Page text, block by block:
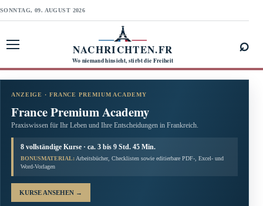
SONNTAG, 09. AUGUST 2026
NACHRICHTEN.FR
Wo niemand hinsieht, stirbt die Freiheit
⌕
ANZEIGE · FRANCE PREMIUM ACADEMY
France Premium Academy
Praxiswissen für Ihr Leben und Ihre Entscheidungen in Frankreich.
8 vollständige Kurse · ca. 3 bis 9 Std. 45 Min.
BONUSMATERIAL: Arbeitsbücher, Checklisten sowie editierbare PDF-, Excel- und
Word-Vorlagen
KURSE ANSEHEN →